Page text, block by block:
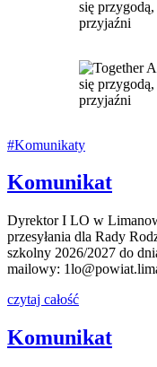
#Komunikaty
Komunikat
Dyrektor I LO w
przesyłania dla Rady
szkolny 2026/2027 do
mailowy:
czytaj całość
Komunikat